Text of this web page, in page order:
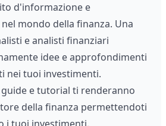
d'informazione e
mondo della finanza. Una
e analisti finanziari
idee e approfondimenti
nei tuoi investimenti.
e tutorial ti renderanno
della finanza permettendoti